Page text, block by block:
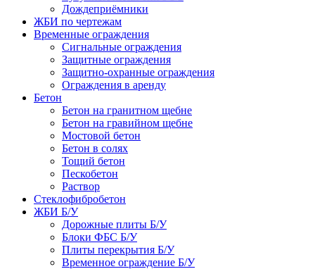
Дождеприёмники
ЖБИ по чертежам
Временные ограждения
Сигнальные ограждения
Защитные ограждения
Защитно-охранные ограждения
Ограждения в аренду
Бетон
Бетон на гранитном щебне
Бетон на гравийном щебне
Мостовой бетон
Бетон в солях
Тощий бетон
Пескобетон
Раствор
Стеклофибробетон
ЖБИ Б/У
Дорожные плиты Б/У
Блоки ФБС Б/У
Плиты перекрытия Б/У
Временное ограждение Б/У